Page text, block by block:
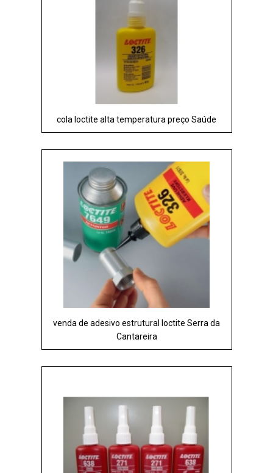
cola loctite alta temperatura preço Saúde
venda de adesivo estrutural loctite Serra da
Cantareira